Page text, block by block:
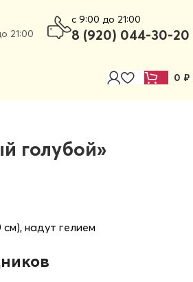
21:00
c 9:00 до 21:00
8 (920) 044-30-20
0 ₽
голубой»
надут гелием